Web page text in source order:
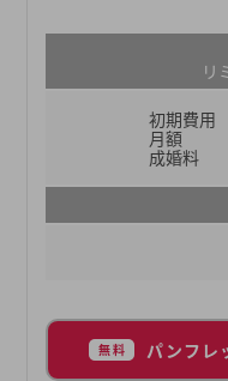
希望条件に合った
す。年齢層は男女
学院卒の方が約
「成婚にこだわっ
ンセプトにしてい
ンニングなどの成婚
リ
初期費用
月額
成婚料
無料 パンフレ